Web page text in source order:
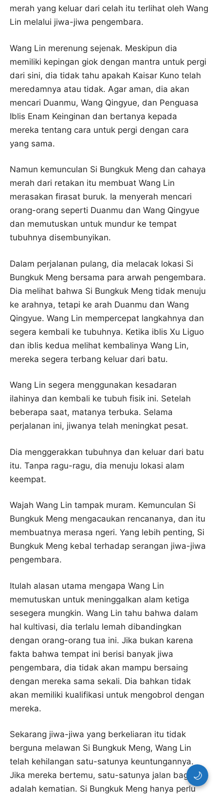
merah yang keluar dari celah itu terlihat oleh Wang
Lin melalui jiwa-jiwa pengembara.
Wang Lin merenung sejenak. Meskipun dia
memiliki kepingan giok dengan mantra untuk pergi
dari sini, dia tidak tahu apakah Kaisar Kuno telah
meredamnya atau tidak. Agar aman, dia akan
mencari Duanmu, Wang Qingyue, dan Penguasa
Iblis Enam Keinginan dan bertanya kepada
mereka tentang cara untuk pergi dengan cara
yang sama.
Namun kemunculan Si Bungkuk Meng dan cahaya
merah dari retakan itu membuat Wang Lin
merasakan firasat buruk. Ia menyerah mencari
orang-orang seperti Duanmu dan Wang Qingyue
dan memutuskan untuk mundur ke tempat
tubuhnya disembunyikan.
Dalam perjalanan pulang, dia melacak lokasi Si
Bungkuk Meng bersama para arwah pengembara.
Dia melihat bahwa Si Bungkuk Meng tidak menuju
ke arahnya, tetapi ke arah Duanmu dan Wang
Qingyue. Wang Lin mempercepat langkahnya dan
segera kembali ke tubuhnya. Ketika iblis Xu Liguo
dan iblis kedua melihat kembalinya Wang Lin,
mereka segera terbang keluar dari batu.
Wang Lin segera menggunakan kesadaran
ilahinya dan kembali ke tubuh fisik ini. Setelah
beberapa saat, matanya terbuka. Selama
perjalanan ini, jiwanya telah meningkat pesat.
Dia menggerakkan tubuhnya dan keluar dari batu
itu. Tanpa ragu-ragu, dia menuju lokasi alam
keempat.
Wajah Wang Lin tampak muram. Kemunculan Si
Bungkuk Meng mengacaukan rencananya, dan itu
membuatnya merasa ngeri. Yang lebih penting, Si
Bungkuk Meng kebal terhadap serangan jiwa-jiwa
pengembara.
Itulah alasan utama mengapa Wang Lin
memutuskan untuk meninggalkan alam ketiga
sesegera mungkin. Wang Lin tahu bahwa dalam
hal kultivasi, dia terlalu lemah dibandingkan
dengan orang-orang tua ini. Jika bukan karena
fakta bahwa tempat ini berisi banyak jiwa
pengembara, dia tidak akan mampu bersaing
dengan mereka sama sekali. Dia bahkan tidak
akan memiliki kualifikasi untuk mengobrol dengan
mereka.
Sekarang jiwa-jiwa yang berkeliaran itu tidak
berguna melawan Si Bungkuk Meng, Wang Lin
telah kehilangan satu-satunya keuntungannya.
Jika mereka bertemu, satu-satunya jalan baginya
adalah kematian. Si Bungkuk Meng hanya perlu
🌙